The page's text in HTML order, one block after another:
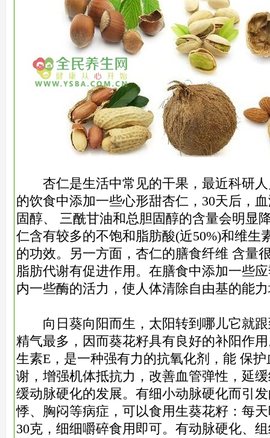
杏仁是生活中常见的干果，最近科研人
的饮食中添加一些心形甜杏仁，30天后，
固醇、 三酰甘油和总胆固醇的含量会明显
仁含有较多的不饱和脂肪酸(近50%)和维生
的功效。另一方面，杏仁的膳食纤维 含量
脂肪代谢有促进作用。在膳食中添加一些
内一些酶的活力，使人体清除自由基的能
向日葵向阳而生，太阳转到哪儿它就跟
精气最多，因而葵花籽具有良好的补阳作
生素E，是一种强有力的抗氧化剂，能 保
谢，增强机体抵抗力，改善血管弹性，延
缓动脉硬化的发展。有细小动脉硬化而引
悸、胸闷等病症，可以食用生葵花籽：每
30克，细细嚼碎食用即可。有动脉硬化、